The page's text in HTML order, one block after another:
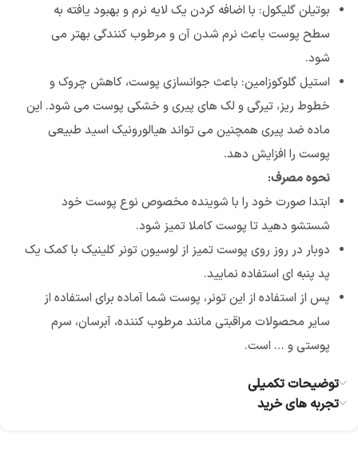
بوتیلن گلیکول: با اضافه کردن یک لایه نرم و بهبود یافته به
سطح پوست باعث نرم شدن آن و مرطوب کنندگی بهتر می
شود.
استیل گلوکوزامین: باعث جوانسازی پوست، کاهش چروک و
خطوط ریز، تیرگی و لک های پیری و خشکی پوست می شود. این
ماده ضد پیری همچنین می تواند هیالورونیک اسید طبیعی
پوست را افزایش دهد.
نحوه مصرف:
ابتدا صورت خود را با شوینده مخصوص نوع پوست خود
شستشو دهید تا پوست کاملا تمیز شود.
دوبار در روز روی پوست تمیز از لوسیون تونر کلینیک با کمک یک
پد پنبه ای استفاده نمایید.
پس از استفاده از این تونر، پوست شما آماده برای استفاده از
سایر محصولات مراقبتی مانند مرطوب کننده، آبرسان، سرم
پوستی و … است.
توضیحات تکمیلی
تجربه های خرید